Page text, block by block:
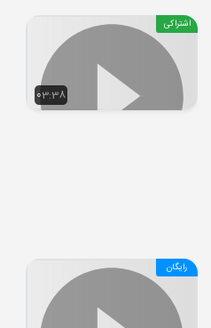
03:38
اشتراکی
رایگان